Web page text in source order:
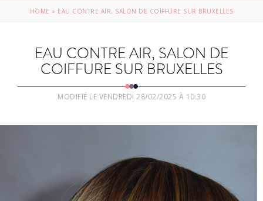
HOME » EAU CONTRE AIR, SALON DE COIFFURE SUR BRUXELLES
EAU CONTRE AIR, SALON DE
COIFFURE SUR BRUXELLES
MODIFIÉ LE VENDREDI 28/02/2025 À 10:30